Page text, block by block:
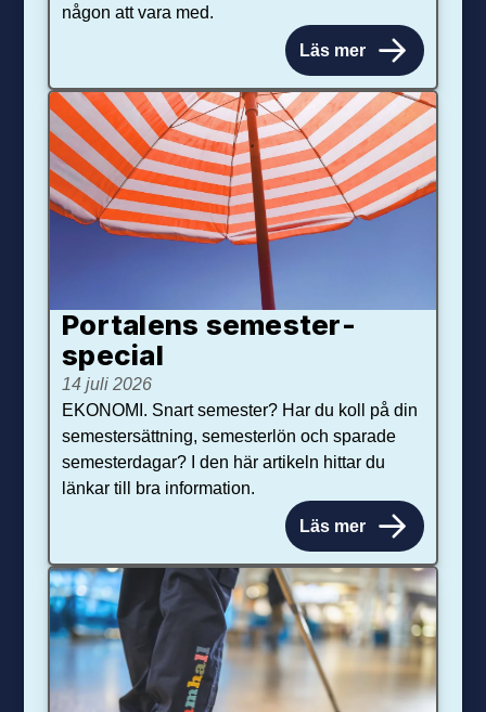
någon att vara med.
Läs mer
Portalens semester­
special
14 juli 2026
EKONOMI. Snart semester? Har du koll på din
semestersättning, semesterlön och sparade
semesterdagar? I den här artikeln hittar du
länkar till bra information.
Läs mer